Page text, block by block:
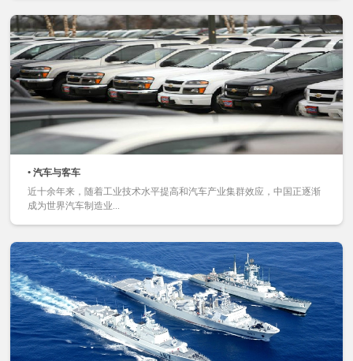
• 汽车与客车
近十余年来，随着工业技术水平提高和汽车产业集群效应，中国正逐渐
成为世界汽车制造业...